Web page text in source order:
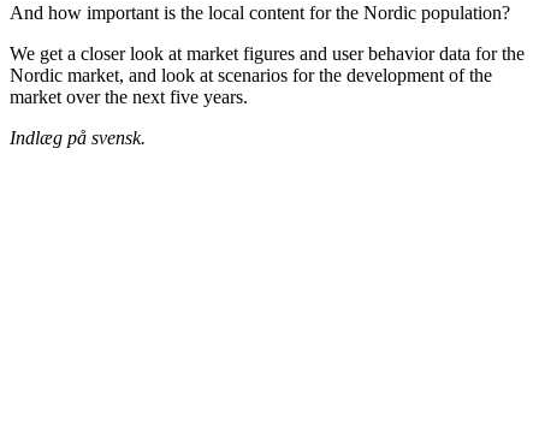
And how important is the local content for the Nordic population?
We get a closer look at market figures and user behavior data for the
Nordic market, and look at scenarios for the development of the
market over the next five years.
Indlæg på svensk.